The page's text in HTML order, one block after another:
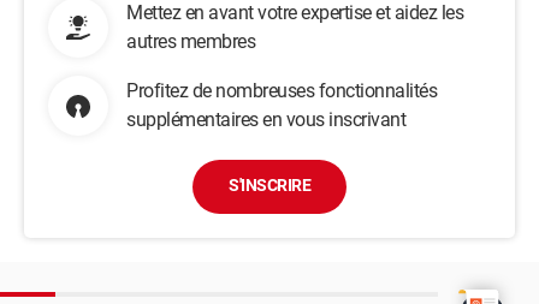
Mettez en avant votre expertise et aidez les
autres membres
Profitez de nombreuses fonctionnalités
supplémentaires en vous inscrivant
S'INSCRIRE